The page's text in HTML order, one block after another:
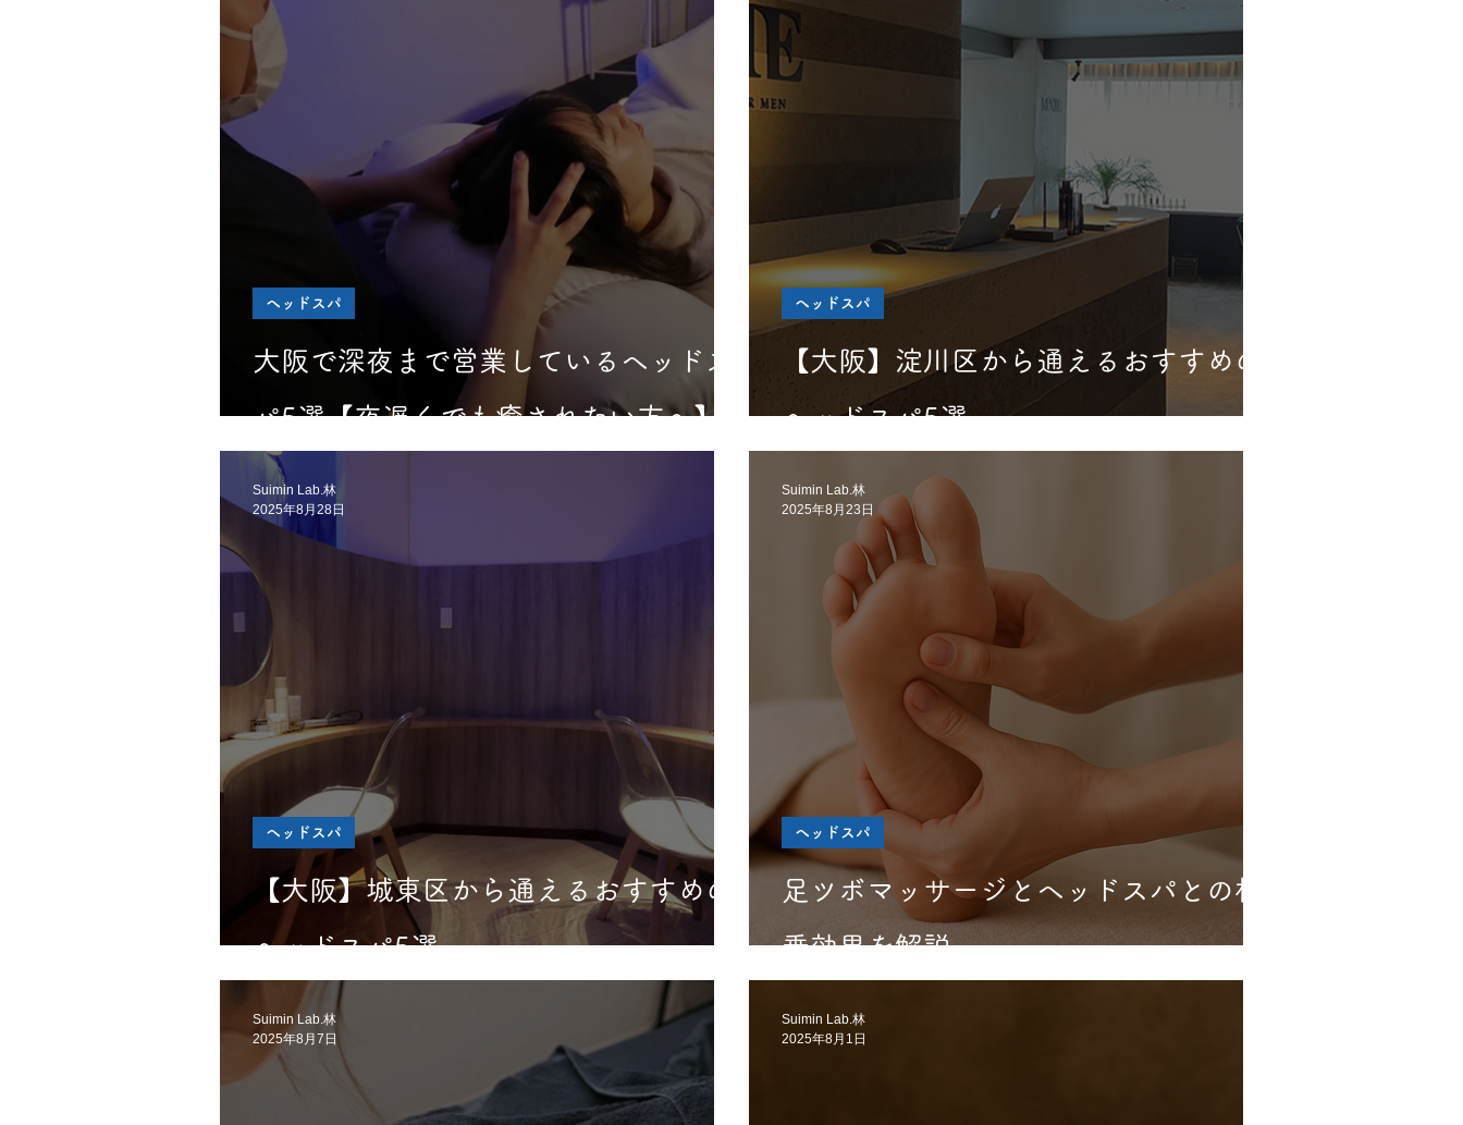
大阪で深夜まで営業しているヘッドス
パ5選【夜遅くでも癒されたい方へ】
ヘッドスパ
【大阪】淀川区から通えるおすすめの
ヘッドスパ5選
ヘッドスパ
【大阪】城東区から通えるおすすめの
ヘッドスパ5選
ヘッドスパ
Suimin Lab.林
2025年8月28日
足ツボマッサージとヘッドスパとの相
乗効果を解説
ヘッドスパ
Suimin Lab.林
2025年8月23日
Suimin Lab.林
2025年8月7日
Suimin Lab.林
2025年8月1日